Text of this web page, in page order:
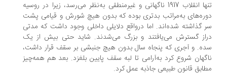
تنها انقلاب 1917 ناگهانی و غیرمنطقی به‌نظر می‌رسد، زیرا در روسیه
به‌مراتب بدتری بوده که بدون هیچ شورش و قیامی پشت
گذاشته شده‌اند. اما درواقع دلایلی داخلی وجود داشت که مدتی
گسترش می‌یافتند و بزرگ می‌شدند. شاید حتی بیش از یک
و آجری که پنجاه سال بدون هیچ جنبشی بر سقف قرار داشت،
شروع کرد به‌آرامی تا لبه سقف پایین بلغزد. بعد هم همه‌چیز
قانون طبیعی جاذبه عمل کرد.